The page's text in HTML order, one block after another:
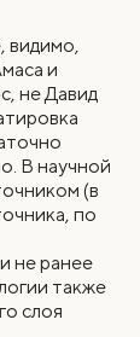
видимо,
и
не Давид
В научной
(в
по
не ранее
также
слоя